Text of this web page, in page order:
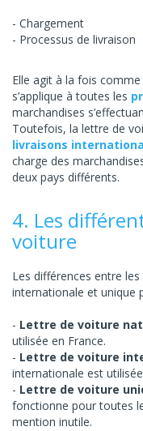
Chargement
Processus de livraison
Elle agit à la fois
s’applique à toutes les
marchandises
Toutefois, la lettre de
livraisons
charge des
deux pays différents.
4. Les
voiture
Les différences entre
internationale et unique
Lettre de voiture
utilisée en France.
Lettre de voiture
internationale est
Lettre de voiture
fonctionne pour toutes
mention inutile.